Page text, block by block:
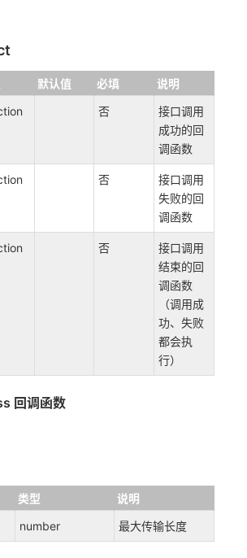
默认值 必填
说明
否
接口调用
成功的回
调函数
否
接口调用
失败的回
调函数
否
接口调用
结束的回
调函数
（调用成
功、失败
都会执
行）
回调函数
类型
说明
number 最大传输长度